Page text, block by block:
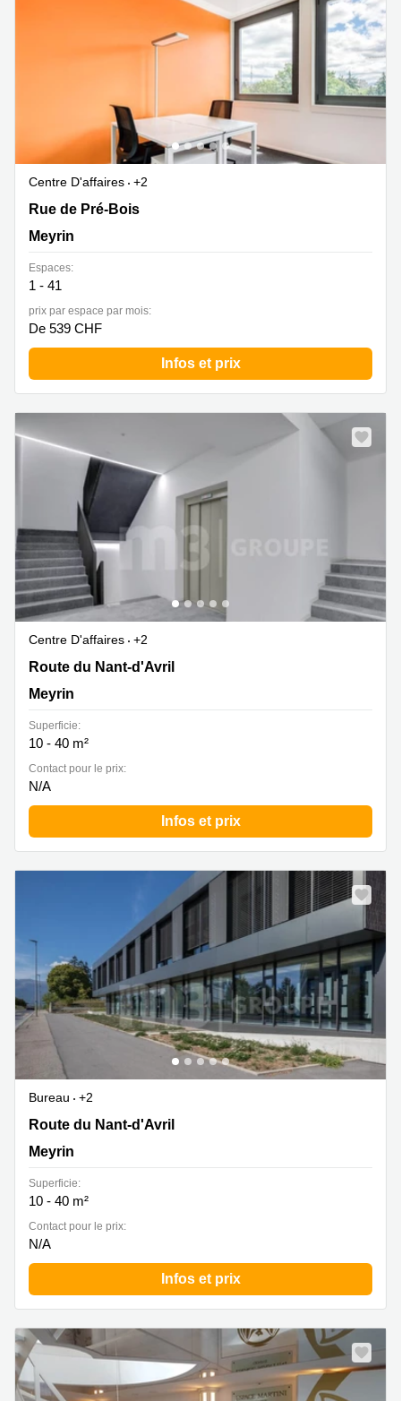
Centre D'affaires
+2
Rue de Pré-Bois 14 Cointrin, Meyrin
Rue de Pré-Bois
Meyrin
Espaces:
1 - 41
prix par espace par mois:
De 539 CHF
Infos et prix
Centre D'affaires
+2
Route du Nant-d'Avril 96, Meyrin
Route du Nant-d'Avril
Meyrin
Superficie:
10 - 40 m²
Contact pour le prix:
N/A
Infos et prix
Bureau
+2
Route du Nant-d'Avril 96, Meyrin
Route du Nant-d'Avril
Meyrin
Superficie:
10 - 40 m²
Contact pour le prix:
N/A
Infos et prix